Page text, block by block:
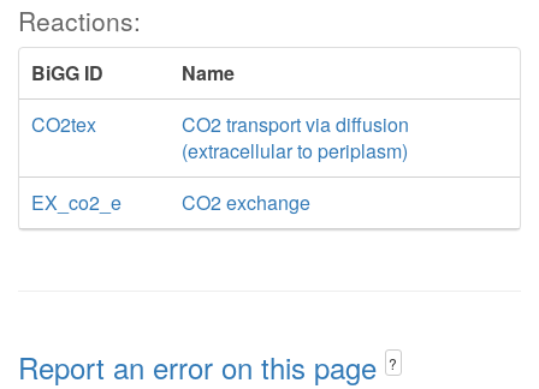
Reactions:
BiGG ID
Name
CO2tex
CO2 transport via diffusion
(extracellular to periplasm)
EX_co2_e
CO2 exchange
Report an error on this page ?